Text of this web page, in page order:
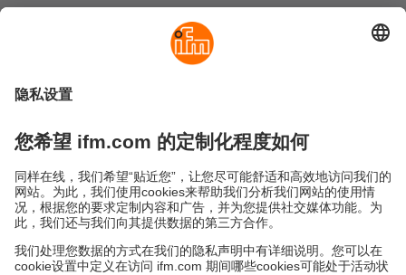
地点 (EN)
隐私政策
易福门电子(上海)有限公司
上海市浦东新区
盛夏路61弄1号楼6层
邮编: 201203
总机: 021 3813 4800
电子邮箱:info.cn@ifm.com